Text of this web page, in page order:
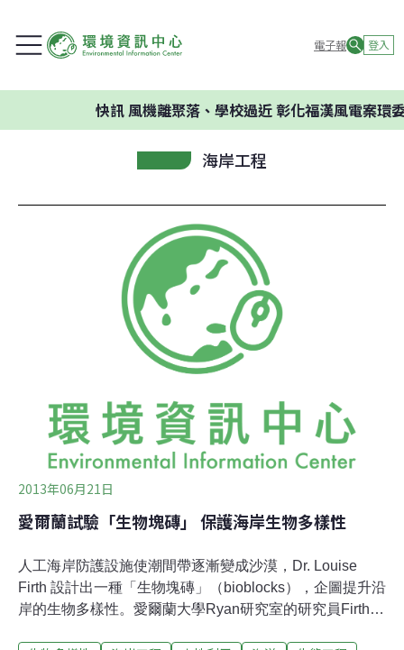
電子報 登入
快訊風機離聚落、學校過近 彰化福漢風電案環委建
海岸工程
2013年06月21日
愛爾蘭試驗「生物塊磚」 保護海岸生物多樣性
人工海岸防護設施使潮間帶逐漸變成沙漠，Dr. Louise
Firth 設計出一種「生物塊磚」（bioblocks），企圖提升沿
岸的生物多樣性。愛爾蘭大學Ryan研究室的研究員Firth博